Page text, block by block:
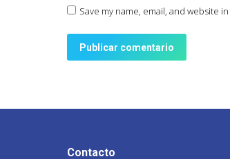
Save my name, email, and website
Publicar comentario
Contacto